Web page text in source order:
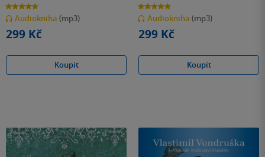
4.7
z
5
hvězdiček
Audiokniha (mp3)
299 Kč
Koupit
4.8
z
5
hvězdiček
Audiokniha (mp3)
299 Kč
Koupit